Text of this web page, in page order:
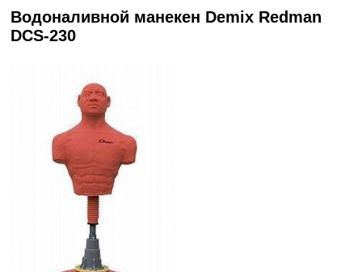
Водоналивной манекен Demix Redman
DCS-230